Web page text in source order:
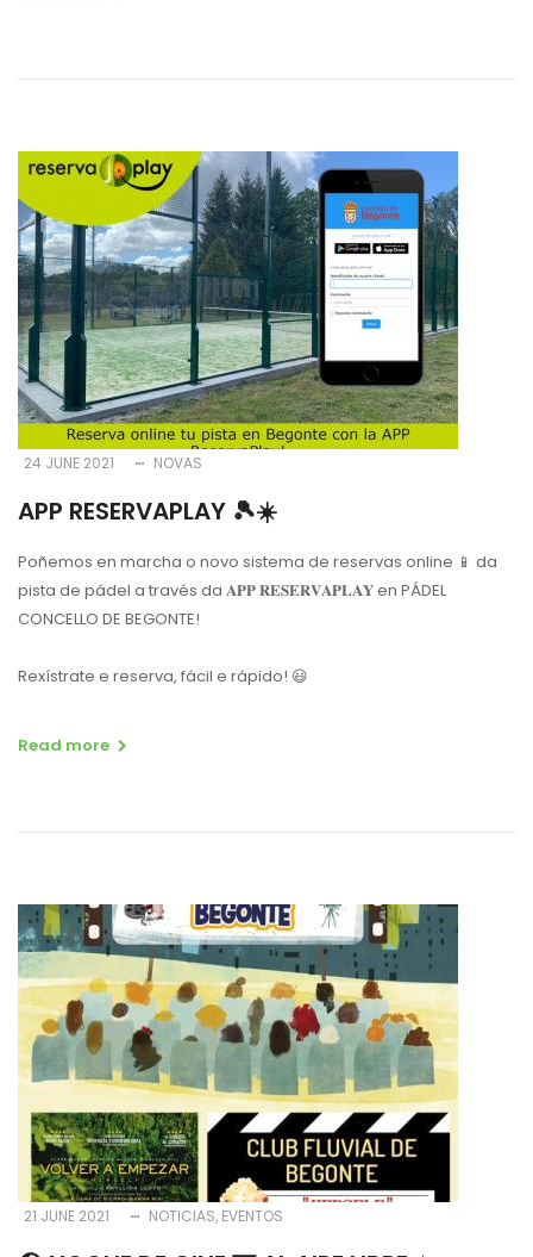
24 JUNE 2021 NOVAS
APP RESERVAPLAY 🎾☀️
Poñemos en marcha o novo sistema de reservas online 📱 da
pista de pádel a través da 𝐀𝐏𝐏 𝐑𝐄𝐒𝐄𝐑𝐕𝐀𝐏𝐋𝐀𝐘 en PÁDEL
CONCELLO DE BEGONTE!
Rexístrate e reserva, fácil e rápido! 😃
Read more
21 JUNE 2021 NOTICIAS EVENTOS